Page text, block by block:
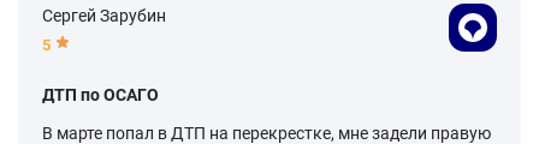
Сергей Зарубин
5
ДТП по ОСАГО
В марте попал в ДТП на перекрестке, мне задели правую